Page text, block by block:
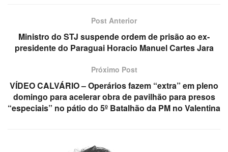
Post Anterior
Ministro do STJ suspende ordem de prisão ao ex-
presidente do Paraguai Horacio Manuel Cartes Jara
Próximo Post
VÍDEO CALVÁRIO – Operários fazem “extra” em pleno
domingo para acelerar obra de pavilhão para presos
“especiais” no pátio do 5º Batalhão da PM no Valentina